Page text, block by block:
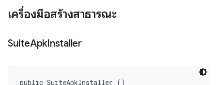
เครื่องมือสร้างสาธารณะ
SuiteApkInstaller
public SuiteApkInstaller ()